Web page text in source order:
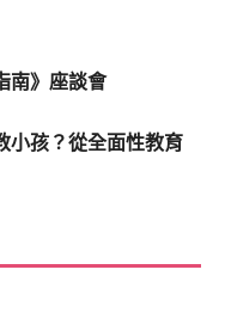
南》座談會
小孩？從全面性教育